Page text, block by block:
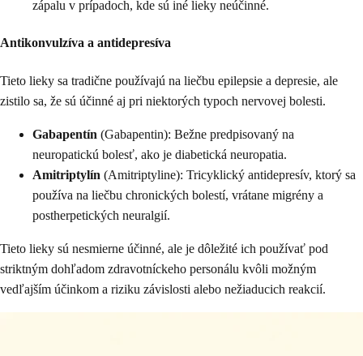
zápalu v prípadoch, kde sú iné lieky neúčinné.
Antikonvulzíva a antidepresíva
Tieto lieky sa tradične používajú na liečbu epilepsie a depresie, ale
zistilo sa, že sú účinné aj pri niektorých typoch nervovej bolesti.
Gabapentín (Gabapentin): Bežne predpisovaný na
neuropatickú bolesť, ako je diabetická neuropatia.
Amitriptylín (Amitriptyline): Tricyklický antidepresív, ktorý sa
používa na liečbu chronických bolestí, vrátane migrény a
postherpetických neuralgií.
Tieto lieky sú nesmierne účinné, ale je dôležité ich používať pod
striktným dohľadom zdravotníckeho personálu kvôli možným
vedľajším účinkom a riziku závislosti alebo nežiaducich reakcií.